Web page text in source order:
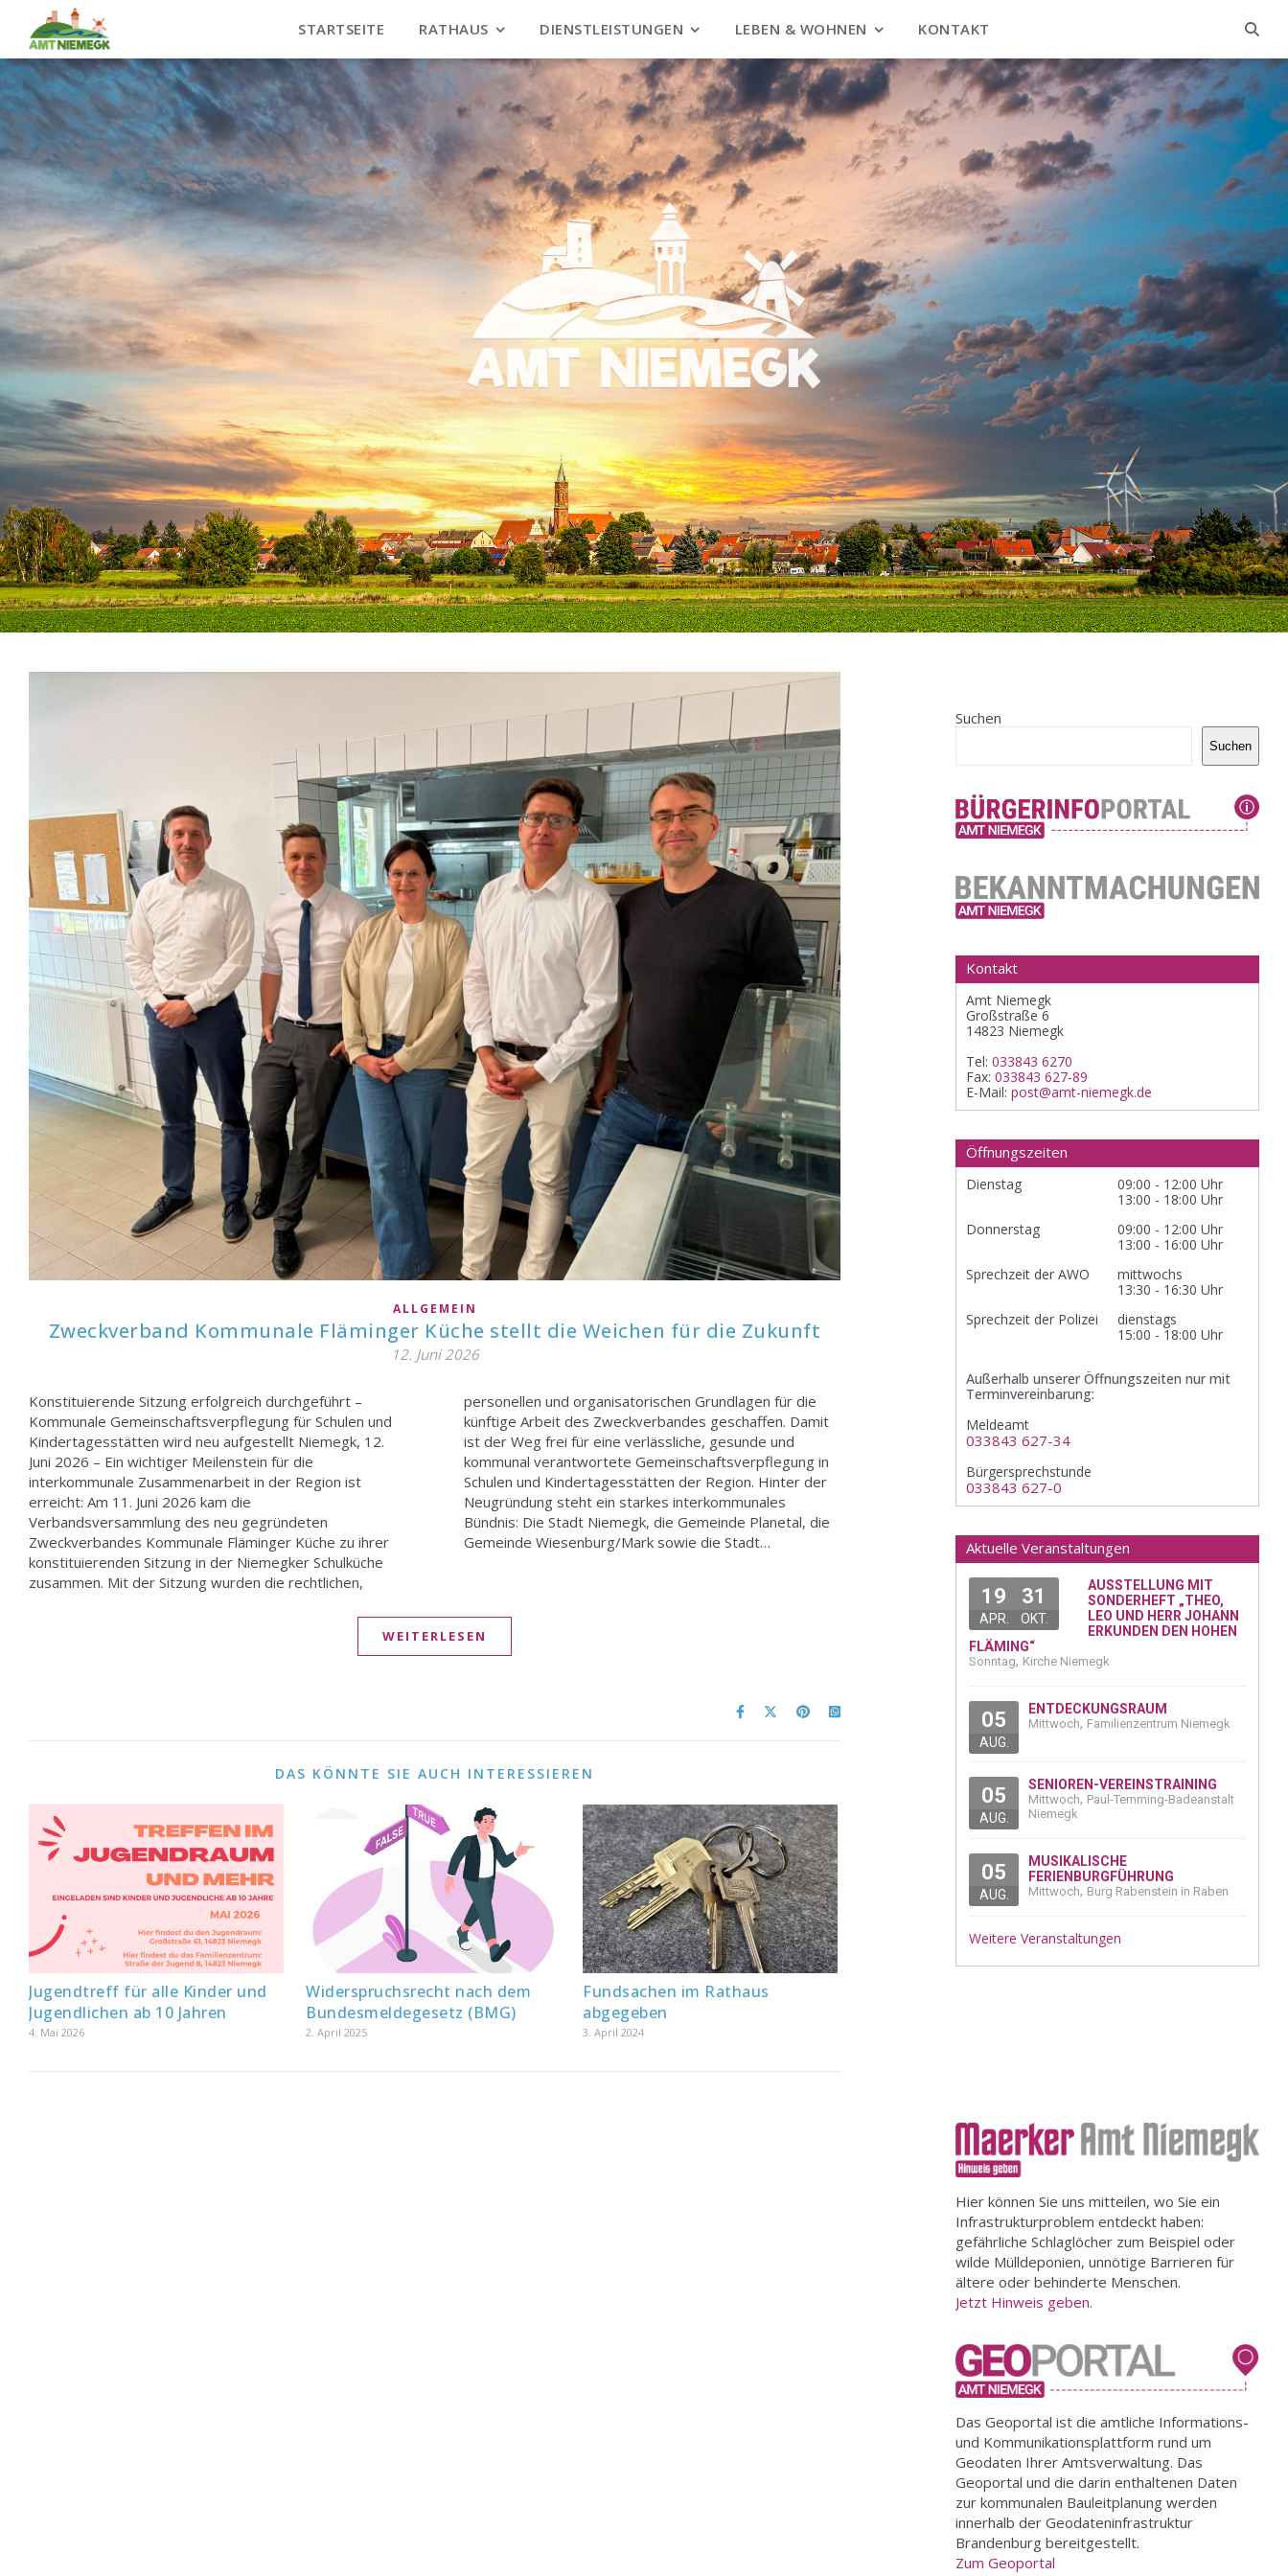
STARTSEITE RATHAUS DIENSTLEISTUNGEN LEBEN & WOHNEN KONTAKT
ALLGEMEIN
Zweckverband Kommunale Fläminger Küche stellt die Weichen für die Zukunft
12. Juni 2026
Konstituierende Sitzung erfolgreich durchgeführt –
Kommunale Gemeinschaftsverpflegung für Schulen und
Kindertagesstätten wird neu aufgestellt Niemegk, 12.
Juni 2026 – Ein wichtiger Meilenstein für die
interkommunale Zusammenarbeit in der Region ist
erreicht: Am 11. Juni 2026 kam die
Verbandsversammlung des neu gegründeten
Zweckverbandes Kommunale Fläminger Küche zu ihrer
konstituierenden Sitzung in der Niemegker Schulküche
zusammen. Mit der Sitzung wurden die rechtlichen,
personellen und organisatorischen Grundlagen für die
künftige Arbeit des Zweckverbandes geschaffen. Damit
ist der Weg frei für eine verlässliche, gesunde und
kommunal verantwortete Gemeinschaftsverpflegung in
Schulen und Kindertagesstätten der Region. Hinter der
Neugründung steht ein starkes interkommunales
Bündnis: Die Stadt Niemegk, die Gemeinde Planetal, die
Gemeinde Wiesenburg/Mark sowie die Stadt…
WEITERLESEN
DAS KÖNNTE SIE AUCH INTERESSIEREN
Jugendtreff für alle Kinder und
Jugendlichen ab 10 Jahren
4. Mai 2026
Widerspruchsrecht nach dem
Bundesmeldegesetz (BMG)
2. April 2025
Fundsachen im Rathaus
abgegeben
3. April 2024
Suchen
Suchen
Kontakt
Amt Niemegk
Großstraße 6
14823 Niemegk
Tel: 033843 6270
Fax: 033843 627-89
E-Mail: post@amt-niemegk.de
Öffnungszeiten
Dienstag
09:00 - 12:00 Uhr
13:00 - 18:00 Uhr
Donnerstag
09:00 - 12:00 Uhr
13:00 - 16:00 Uhr
Sprechzeit der AWO
mittwochs
13:30 - 16:30 Uhr
Sprechzeit der Polizei
dienstags
15:00 - 18:00 Uhr
Außerhalb unserer Öffnungszeiten nur mit
Terminvereinbarung:
Meldeamt
033843 627-34
Bürgersprechstunde
033843 627-0
Aktuelle Veranstaltungen
19
APR.
31
OKT.
AUSSTELLUNG MIT
SONDERHEFT „THEO,
LEO UND HERR JOHANN
ERKUNDEN DEN HOHEN
FLÄMING“
Sonntag, Kirche Niemegk
05
AUG.
ENTDECKUNGSRAUM
Mittwoch, Familienzentrum Niemegk
05
AUG.
SENIOREN-VEREINSTRAINING
Mittwoch, Paul-Temming-Badeanstalt
Niemegk
05
AUG.
MUSIKALISCHE
FERIENBURGFÜHRUNG
Mittwoch, Burg Rabenstein in Raben
Weitere Veranstaltungen
Hier können Sie uns mitteilen, wo Sie ein
Infrastrukturproblem entdeckt haben:
gefährliche Schlaglöcher zum Beispiel oder
wilde Mülldeponien, unnötige Barrieren für
ältere oder behinderte Menschen.
Jetzt Hinweis geben.
Das Geoportal ist die amtliche Informations-
und Kommunikationsplattform rund um
Geodaten Ihrer Amtsverwaltung. Das
Geoportal und die darin enthaltenen Daten
zur kommunalen Bauleitplanung werden
innerhalb der Geodateninfrastruktur
Brandenburg bereitgestellt.
Zum Geoportal